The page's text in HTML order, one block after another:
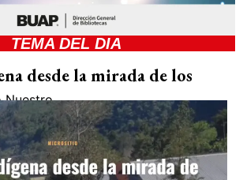
TEMA DEL DIA
desde la mirada de los
Nuestro